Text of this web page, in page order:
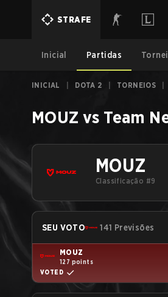
STRAFE
Inicial Partidas
INICIAL DOTA 2 TORNEIOS
MOUZ vs Team
MOUZ
Classificação #9
SEU VOTO 141 Previsões
MOUZ
127 points
VOTED